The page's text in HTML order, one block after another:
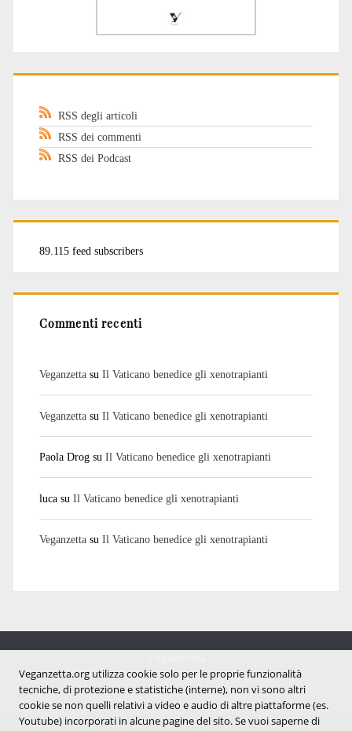
RSS degli articoli
RSS dei commenti
RSS dei Podcast
89.115 feed subscribers
Commenti recenti
Veganzettasu Il Vaticano benedice gli xenotrapianti
Veganzettasu Il Vaticano benedice gli xenotrapianti
Paola Drogsu Il Vaticano benedice gli xenotrapianti
lucasu Il Vaticano benedice gli xenotrapianti
Veganzettasu Il Vaticano benedice gli xenotrapianti
Notizie dal mondo vegan e antispecista
Veganzetta.org utilizza cookie solo per le proprie funzionalità
tecniche, di protezione e statistiche (interne), non vi sono altri
cookie se non quelli relativi a video e audio di altre piattaforme (es.
Youtube) incorporati in alcune pagine del sito. Se vuoi saperne di